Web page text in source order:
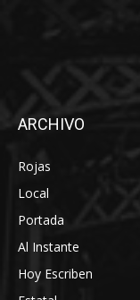
ARCHIVO
Rojas
Local
Portada
Al Instante
Hoy Escriben